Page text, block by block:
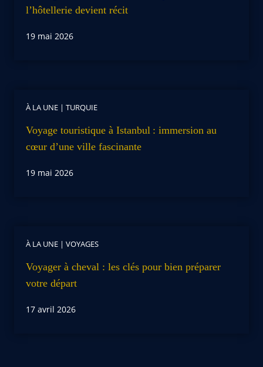
l’hôtellerie devient récit
19 mai 2026
À LA UNE | TURQUIE
Voyage touristique à Istanbul : immersion au
cœur d’une ville fascinante
19 mai 2026
À LA UNE | VOYAGES
Voyager à cheval : les clés pour bien préparer
votre départ
17 avril 2026